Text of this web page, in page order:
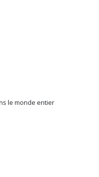
le monde entier